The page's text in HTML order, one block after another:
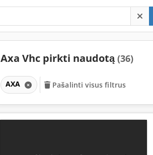
Axa Vhc pirkti naudotą(36)
AXA Pašalinti visus filtrus